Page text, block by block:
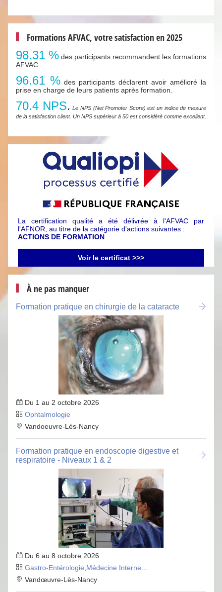
Formations AFVAC, votre satisfaction en 2025
98.31 % des participants recommandent les formations
AFVAC .
96.61 % des participants déclarent avoir amélioré la
prise en charge de leurs patients après formation.
70.4 NPS. Le NPS (Net Promoter Score) est un indice de mesure
de la satisfaction client. Un NPS supérieur à 50 est considéré comme excellent.
La certification qualité a été délivrée à l'AFVAC par
l'AFNOR, au titre de la catégorie d'actions suivantes :
ACTIONS DE FORMATION
Voir le certificat >>>
À ne pas manquer
Formation pratique en chirurgie de la cataracte
Du 1 au 2 octobre 2026
Ophtalmologie
Vandoeuvre-Lès-Nancy
Formation pratique en endoscopie digestive et
respiratoire - Niveaux 1 & 2
Du 6 au 8 octobre 2026
Gastro-Entérologie Médecine Interne
Vandœuvre-Lès-Nancy